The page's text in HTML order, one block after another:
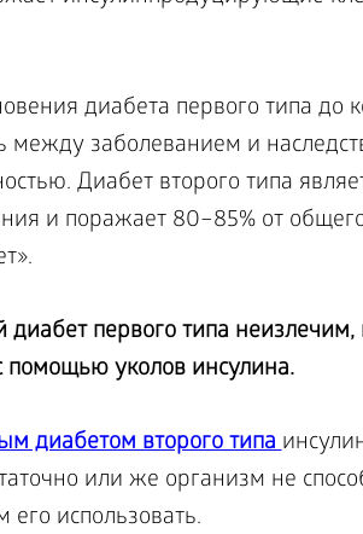
диабета первого типа до
между заболеванием и
Диабет второго типа
и поражает 80–85% от
диабет первого типа
помощью уколов инсулина.
диабетом второго типа
или же организм не
использовать.